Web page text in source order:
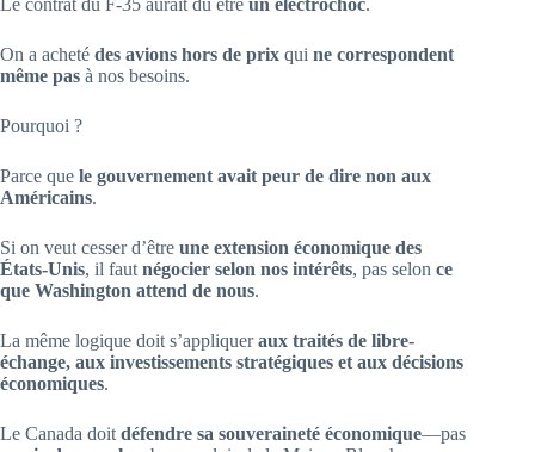
Le contrat du F-35 aurait dû être un électrochoc.
On a acheté des avions hors de prix qui ne correspondent
même pas à nos besoins.
Pourquoi ?
Parce que le gouvernement avait peur de dire non aux
Américains.
Si on veut cesser d’être une extension économique des
États-Unis, il faut négocier selon nos intérêts, pas selon ce
que Washington attend de nous.
La même logique doit s’appliqueraux traités de libre-
échange, aux investissements stratégiques et aux décisions
économiques.
Le Canada doit défendre sa souveraineté économique—pas